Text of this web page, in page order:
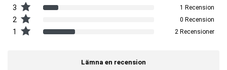
Artnr:
Tillverkare:
EAN:
3 1 Recension
2 0 Recension
1 2 Recensioner
Lämna en recension